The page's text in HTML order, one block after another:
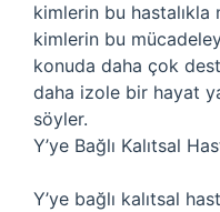
kimlerin bu
kimlerin bu
konuda daha çok
daha izole bir hayat
söyler.
Y’ye Bağlı Kalıtsal
Y’ye bağlı kalıtsal